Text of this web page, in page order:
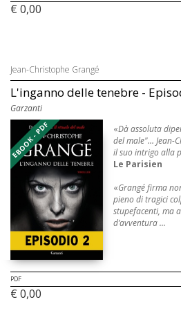
€ 0,00
Jean-Christophe Grangé
L'inganno delle tenebre -
Garzanti
EBOOK - PDF «Dà assoluta
del male"… Jean-
il suo intrigo alla
Le Parisien
«Grangé firma
pieno di tragici
stupefacenti, ma
d’avventura ...
PDF
€ 0,00